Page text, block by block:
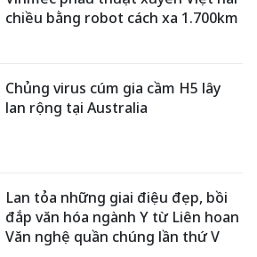
chiều bằng robot cách xa 1.700km
Chủng virus cúm gia cầm H5 lây
lan rộng tại Australia
Lan tỏa những giai điệu đẹp, bồi
đắp văn hóa ngành Y từ Liên hoan
Văn nghệ quần chúng lần thứ V